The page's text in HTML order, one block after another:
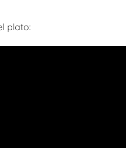
plato: